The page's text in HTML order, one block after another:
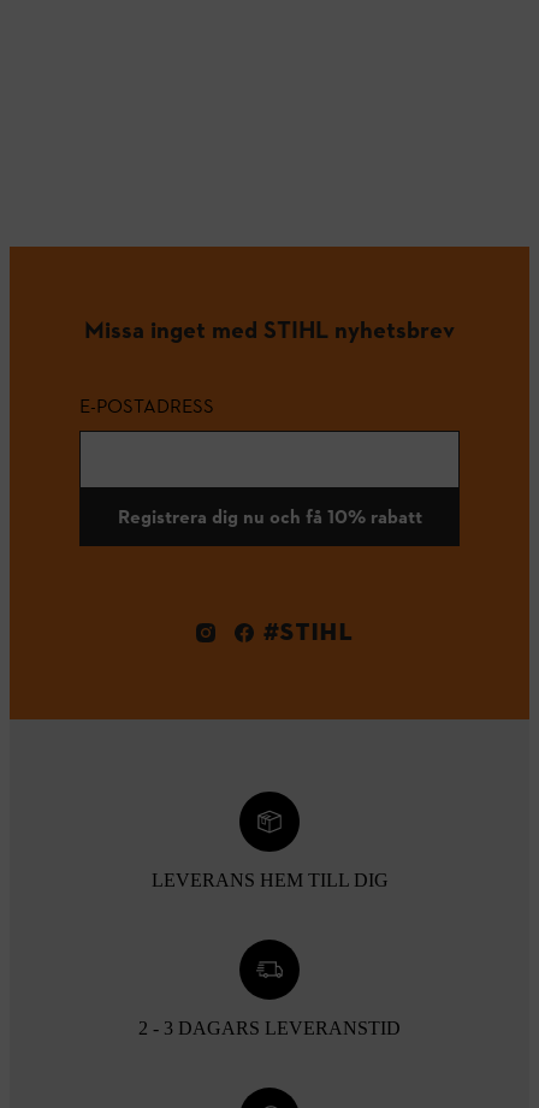
Missa inget med STIHL nyhetsbrev
E-POSTADRESS
Registrera dig nu och få 10% rabatt
#STIHL
LEVERANS HEM TILL DIG
2 - 3 DAGARS LEVERANSTID